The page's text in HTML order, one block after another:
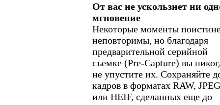
От вас не ускользнет ни
мгновение
Некоторые моменты
неповторимы, но благодаря
предварительной серийной
съемке (Pre-Capture) вы
не упустите их. Сохраняйте
кадров в форматах RAW, JPEG
или HEIF, сделанных еще до